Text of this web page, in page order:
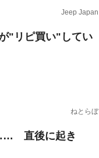
Jeep Japan
"リピ買い"してい
ねとらぼ
直後に起き